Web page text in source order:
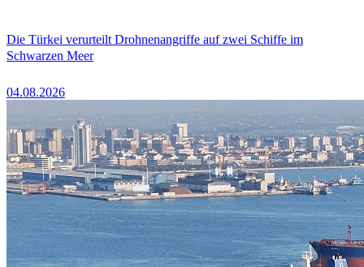
Die Türkei verurteilt Drohnenangriffe auf zwei Schiffe im
Schwarzen Meer
04.08.2026